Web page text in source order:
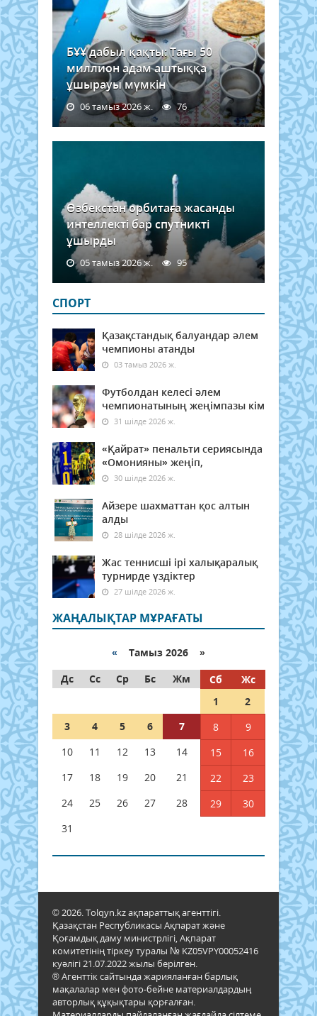
БҰҰ дабыл қақты: Тағы 50
миллион адам аштыққа
ұшырауы мүмкін
06 тамыз 2026 ж. 76
Өзбекстан орбитаға жасанды
интеллекті бар спутникті
ұшырды
05 тамыз 2026 ж. 95
СПОРТ
Қазақстандық балуандар әлем
чемпионы атанды
03 тамыз 2026 ж.
Футболдан келесі әлем
чемпионатының жеңімпазы кім
31 шілде 2026 ж.
«Қайрат» пенальти сериясында
«Омонияны» жеңіп,
30 шілде 2026 ж.
Айзере шахматтан қос алтын
алды
28 шілде 2026 ж.
Жас теннисші ірі халықаралық
турнирде үздіктер
27 шілде 2026 ж.
ЖАҢАЛЫҚТАР МҰРАҒАТЫ
« Тамыз 2026 »
Дс
Сс Ср Бс Жм Сб
Жс
1
2
3
4 5 6 7 8
9
10
11 12 13 14 15
16
17
18 19 20 21 22
23
24
25 26 27 28 29
30
31
© 2026. Tolqyn.kz ақпараттық агенттігі.
Қазақстан Республикасы Ақпарат және
Қоғамдық даму министрлігі, Ақпарат
комитетінің тіркеу туралы № KZ05VPY00052416
куәлігі 21.07.2022 жылы берілген.
® Агенттік сайтында жарияланған барлық
мақалалар мен фото-бейне материалдардың
авторлық құқықтары қорғалған.